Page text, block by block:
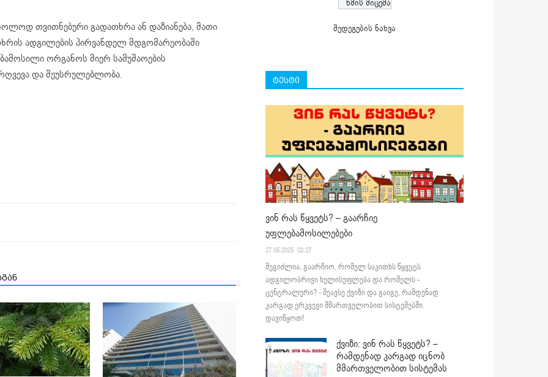
თვითნებური გადათხრა ან დაზიანება, მათი
ადგილების პირვანდელ მდგომარეობაში
ორგანოს მიერ სამუშაოების
და შეუსრულებლობა.
შედეგების ნახვა
ტესტი
ვინ რას წყვეტს? – გაარჩიე
უფლებამოსილებები
27.05.2025. 02:27
შეგიძლია, გაარჩიო, რომელ საკითხს წყვეტს
ადგილობრივი ხელისუფლება და რომელს -
ცენტრალური? - შეავსე ქვიზი და გაიგე, რამდენად
კარგად ერკვევი მმართველობით სისტემებში.
დავიწყოთ!
ქვიზი: ვინ რას წყვეტს? –
რამდენად კარგად იცნობ
მმართველობით სისტემას